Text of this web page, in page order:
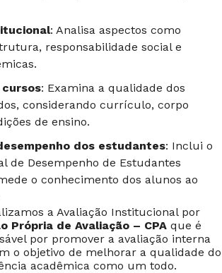
: Analisa aspectos como
responsabilidade social e
cursos: Examina a qualidade dos
considerando currículo, corpo
de ensino.
dos estudantes: Inclui o
de Desempenho de Estudantes
o conhecimento dos alunos ao
a Avaliação Institucional por
Própria de Avaliação – CPA que é
por promover a avaliação interna
o objetivo de melhorar a qualidade do
acadêmica como um todo.